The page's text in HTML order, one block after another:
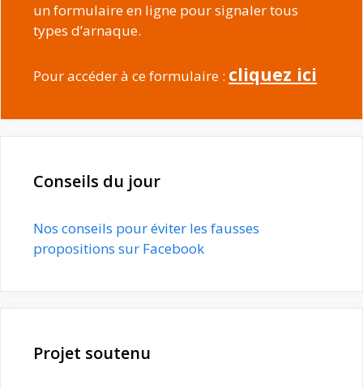
un formulaire en ligne pour signaler tous
types d’arnaque.
Pour accéder à ce formulaire : cliquez ici
Conseils du jour
Nos conseils pour éviter les fausses
propositions sur Facebook
Projet soutenu